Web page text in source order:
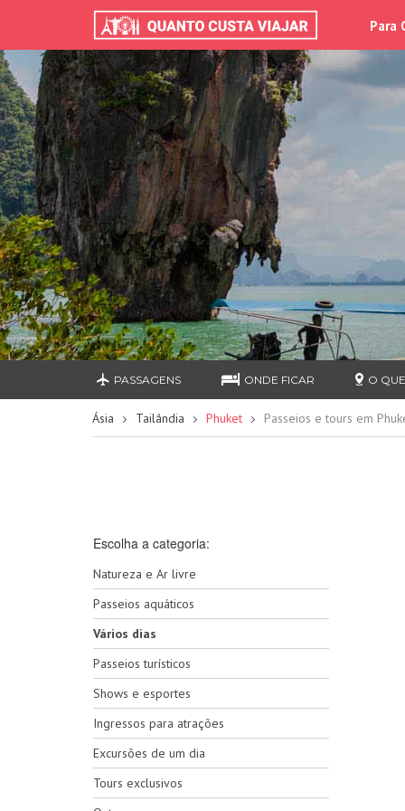
Para
PASSAGENS ONDE FICAR O
Ásia Tailândia Phuket Passeios e tours em
Escolha a categoria:
Natureza e Ar livre
Passeios aquáticos
Vários dias
Passeios turísticos
Shows e esportes
Ingressos para atrações
Excursões de um dia
Tours exclusivos